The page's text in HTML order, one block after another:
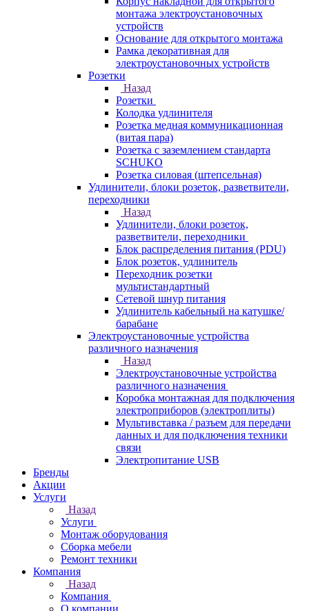
монтажа электроустановочных
устройств
Основание для открытого монтажа
Рамка декоративная для
электроустановочных устройств
Розетки
Назад
Розетки
Колодка удлинителя
Розетка медная коммуникационная
(витая пара)
Розетка с заземлением стандарта
SCHUKO
Розетка силовая (штепсельная)
Удлинители, блоки розеток, разветвители,
переходники
Назад
Удлинители, блоки розеток,
разветвители, переходники
Блок распределения питания (PDU)
Блок розеток, удлинитель
Переходник розетки
мультистандартный
Сетевой шнур питания
Удлинитель кабельный на катушке/
барабане
Электроустановочные устройства
различного назначения
Назад
Электроустановочные устройства
различного назначения
Коробка монтажная для подключения
электроприборов (электроплиты)
Мультивставка / разъем для передачи
данных и для подключения техники
связи
Электропитание USB
Бренды
Акции
Услуги
Назад
Услуги
Монтаж оборудования
Сборка мебели
Ремонт техники
Компания
Назад
Компания
О компании